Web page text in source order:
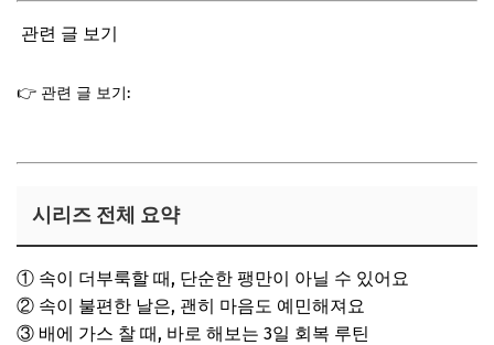
관련 글 보기
👉 관련 글 보기:
시리즈 전체 요약
① 속이 더부룩할 때, 단순한 팽만이 아닐 수 있어요
② 속이 불편한 날은, 괜히 마음도 예민해져요
③ 배에 가스 찰 때, 바로 해보는 3일 회복 루틴